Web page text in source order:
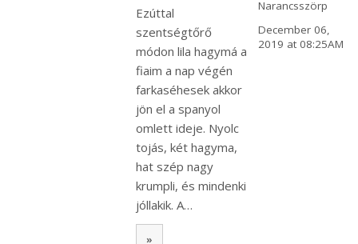
Ezúttal
szentségtőrő
módon lila hagymá a
fiaim a nap végén
farkaséhesek akkor
jön el a spanyol
omlett ideje. Nyolc
tojás, két hagyma,
hat szép nagy
krumpli, és mindenki
jóllakik. A…
»
Narancsszörp
December 06,
2019 at 08:25AM